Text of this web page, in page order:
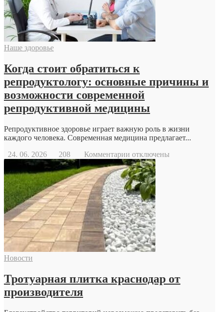
Наше здоровье
Когда стоит обратиться к
репродуктологу: основные причины и
возможности современной
репродуктивной медицины
Репродуктивное здоровье играет важную роль в жизни
каждого человека. Современная медицина предлагает...
24. 06. 2026
208 Комментарии к
записи
Когда
стоит
обратиться
к
репродуктологу:
основные
причины
и
возможности
современной
отключены
Новости
Тротуарная плитка краснодар от
производителя